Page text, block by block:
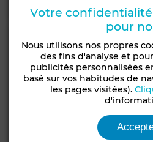
Votre
pour
Nous utilisons nos propres
des fins d'analyse et
publicités personnalisées
basé sur vos habitudes de
les pages visitées).